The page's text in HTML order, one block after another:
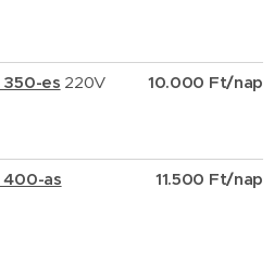
350-es 220V
10.000 Ft/nap
400-as
11.500 Ft/nap